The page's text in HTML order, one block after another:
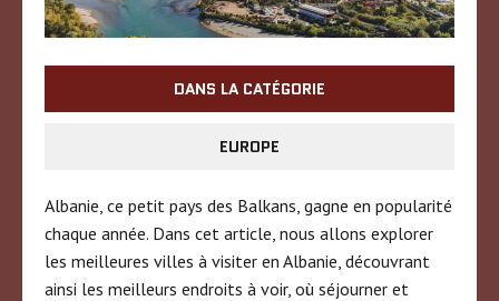
DANS LA CATÉGORIE
EUROPE
Albanie, ce petit pays des Balkans, gagne en popularité
chaque année. Dans cet article, nous allons explorer
les meilleures villes à visiter en Albanie, découvrant
ainsi les meilleurs endroits à voir, où séjourner et